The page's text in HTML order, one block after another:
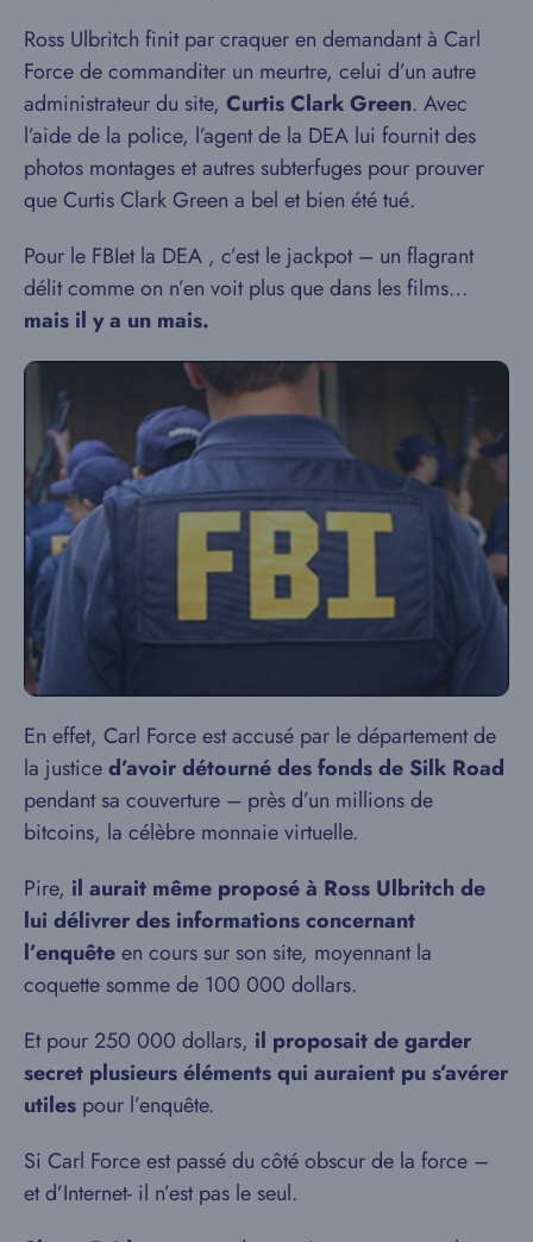
Ross Ulbritch finit par craquer en demandant à Carl
Force de commanditer un meurtre, celui d’un autre
administrateur du site, Curtis Clark Green. Avec
l’aide de la police, l’agent de la DEA lui fournit des
photos montages et autres subterfuges pour prouver
que Curtis Clark Green a bel et bien été tué.
Pour le FBIet la DEA , c’est le jackpot – un flagrant
délit comme on n’en voit plus que dans les films…
mais il y a un mais.
En effet, Carl Force est accusé par le département de
la justiced’avoir détourné des fonds de Silk Road
pendant sa couverture – près d’un millions de
bitcoins, la célèbre monnaie virtuelle.
Pire, il aurait même proposé à Ross Ulbritch de
lui délivrer des informations concernant
l’enquêteen cours sur son site, moyennant la
coquette somme de 100 000 dollars.
Et pour 250 000 dollars, il proposait de garder
secret plusieurs éléments qui auraient pu s’avérer
utiles pour l’enquête.
Si Carl Force est passé du côté obscur de la force –
et d’Internet- il n’est pas le seul.